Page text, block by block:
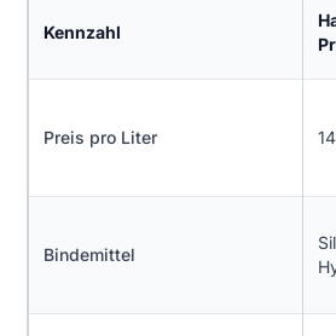
Kennzahl
Preis pro Liter
Bindemittel